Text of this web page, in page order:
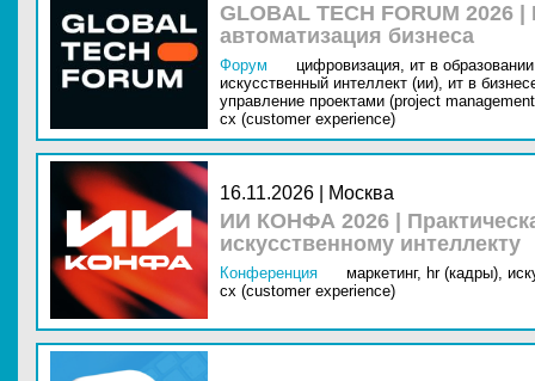
GLOBAL TECH FORUM
автоматизация бизнеса
Форум цифровизация, ит в
искусственный интеллект (ии), ит в
управление проектами (project
cx (customer experience)
16.11.2026 | Москва
ИИ КОНФА 2026 |
искусственному интеллекту
Конференция маркетинг, hr (кадры),
cx (customer experience)